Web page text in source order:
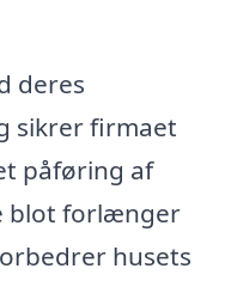
deres
sikrer firmaet
påføring af
blot forlænger
husets